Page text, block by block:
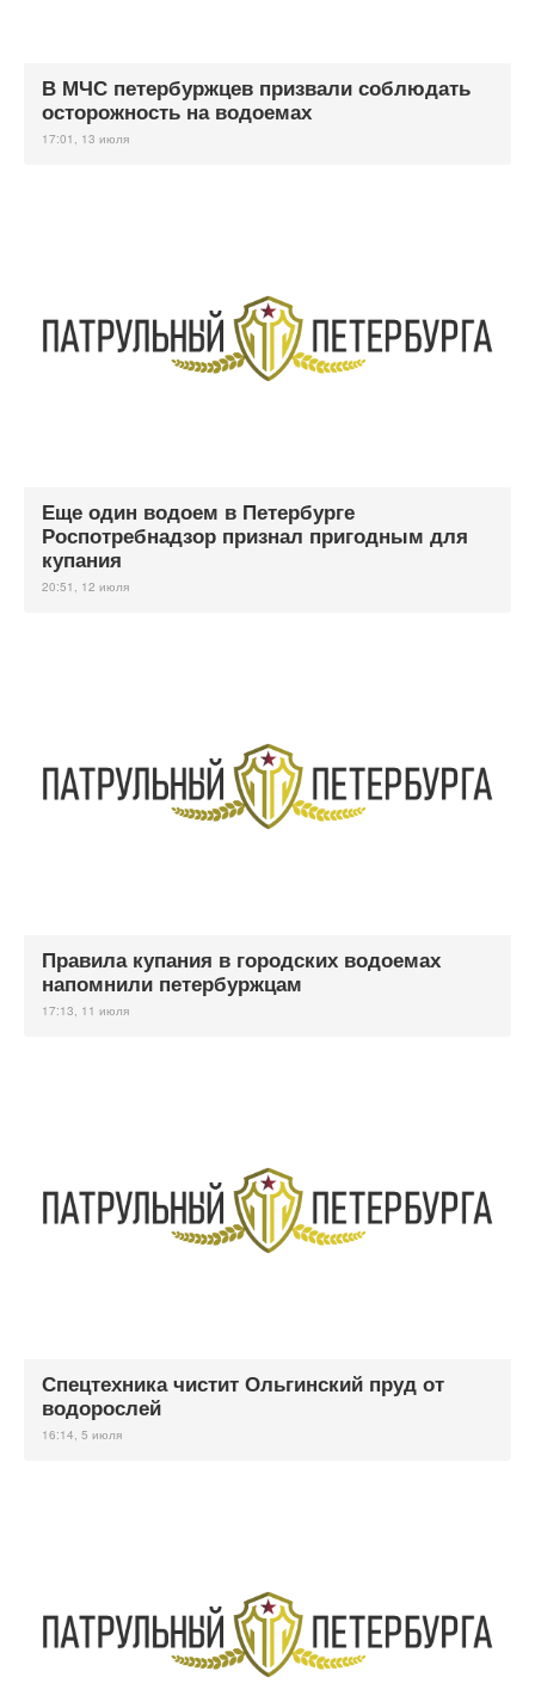
В МЧС петербуржцев призвали соблюдать
осторожность на водоемах
17:01, 13 июля
Еще один водоем в Петербурге
Роспотребнадзор признал пригодным для
купания
20:51, 12 июля
Правила купания в городских водоемах
напомнили петербуржцам
17:13, 11 июля
Спецтехника чистит Ольгинский пруд от
водорослей
16:14, 5 июля